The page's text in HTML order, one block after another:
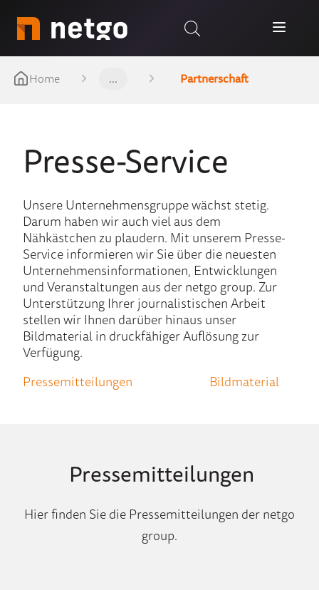
Home ... Partnerschaft
Presse-Service
Unsere Unternehmensgruppe wächst stetig.
Darum haben wir auch viel aus dem
Nähkästchen zu plaudern. Mit unserem Presse-
Service informieren wir Sie über die neuesten
Unternehmensinformationen, Entwicklungen
und Veranstaltungen aus der netgo group. Zur
Unterstützung Ihrer journalistischen Arbeit
stellen wir Ihnen darüber hinaus unser
Bildmaterial in druckfähiger Auflösung zur
Verfügung.
Pressemitteilungen
Bildmaterial
Pressemitteilungen
Hier finden Sie die Pressemitteilungen der netgo
group.